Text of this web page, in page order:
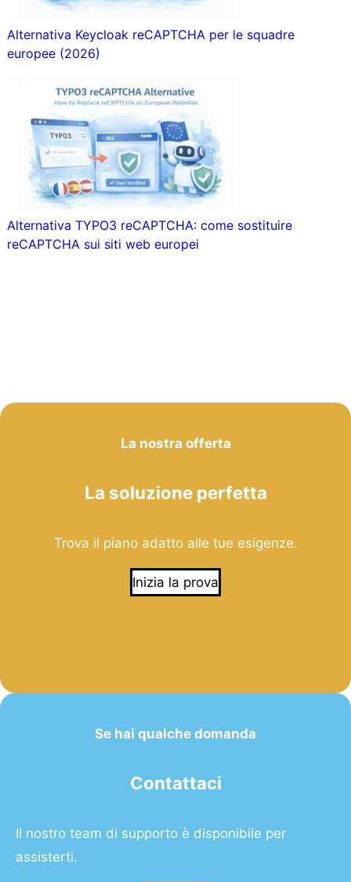
Alternativa Keycloak reCAPTCHA per le squadre
europee (2026)
Alternativa TYPO3 reCAPTCHA: come sostituire
reCAPTCHA sui siti web europei
La nostra offerta
La soluzione perfetta
Trova il piano adatto alle tue esigenze.
Inizia la prova
Se hai qualche domanda
Contattaci
Il nostro team di supporto è disponibile per
assisterti.